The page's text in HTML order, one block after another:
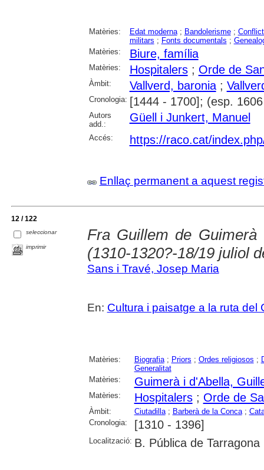
Matèries: Edat moderna; Bandolerisme;
militars ; Fonts documentals ;
Matèries:
Biure, família
Matèries: Hospitalers; Orde de
Àmbit: Vallverd, baronia;
Cronologia: [1444 - 1700]; (esp.
Autors
add.:
Güell i Junkert, Manuel
Accés: https://raco.cat/
Enllaç permanent a aquest
12 / 122
seleccionar
imprimir
Fra Guillem de
(1310-1320?-18/19 juliol
Sans i Travé, Josep Maria
En: Cultura i paisatge a la ruta del
Matèries: Biografia; Priors ; Ordes religiosos ;
Generalitat
Matèries:
Guimerà i d'Abella,
Matèries: Hospitalers; Orde de
Àmbit: Ciutadilla; Barberà de la Conca;
Cronologia:
[1310 - 1396]
Localització: B. Pública de Tarragona